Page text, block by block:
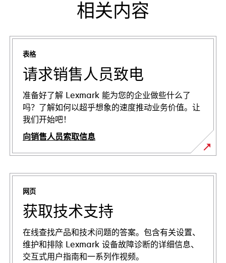
相关内容
表格
请求销售人员致电
准备好了解 Lexmark 能为您的企业做些什么了
吗？了解如何以超乎想象的速度推动业务价值。让
我们开始吧！
向销售人员索取信息
网页
获取技术支持
在线查找产品和技术问题的答案。包含有关设置、
维护和排除 Lexmark 设备故障诊断的详细信息、
交互式用户指南和一系列作视频。